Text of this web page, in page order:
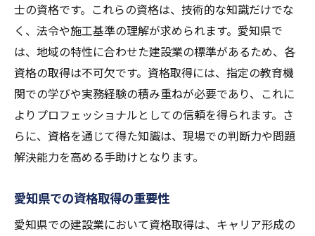
資格取得に向けた実践的な勉強法
資格を通じた専門性の強化
資格取得が愛知県での建設業キャリアに与える
影響
資格がキャリアに与える具体的な影響
建設業における資格の重要性
資格取得後のキャリアパスの選択肢
企業が求める資格とその背景
資格取得が促す業界内での成長
士の資格です。これらの資格は、技術的な知識だけでな
く、法令や施工基準の理解が求められます。愛知県で
は、地域の特性に合わせた建設業の標準があるため、各
資格の取得は不可欠です。資格取得には、指定の教育機
関での学びや実務経験の積み重ねが必要であり、これに
よりプロフェッショナルとしての信頼を得られます。さ
らに、資格を通じて得た知識は、現場での判断力や問題
解決能力を高める手助けとなります。
愛知県での資格取得の重要性
愛知県での建設業において資格取得は、キャリア形成の